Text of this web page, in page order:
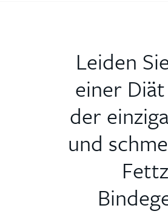
Leiden
einer
der
und